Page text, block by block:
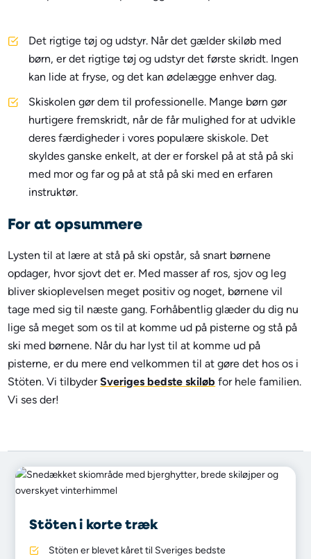
Det rigtige tøj og udstyr. Når det gælder skiløb med
børn, er det rigtige tøj og udstyr det første skridt. Ingen
kan lide at fryse, og det kan ødelægge enhver dag.
Skiskolen gør dem til professionelle. Mange børn gør
hurtigere fremskridt, når de får mulighed for at udvikle
deres færdigheder i vores populære skiskole. Det
skyldes ganske enkelt, at der er forskel på at stå på ski
med mor og far og på at stå på ski med en erfaren
instruktør.
For at opsummere
Lysten til at lære at stå på ski opstår, så snart børnene
opdager, hvor sjovt det er. Med masser af ros, sjov og leg
bliver skioplevelsen meget positiv og noget, børnene vil
tage med sig til næste gang. Forhåbentlig glæder du dig nu
lige så meget som os til at komme ud på pisterne og stå på
ski med børnene. Når du har lyst til at komme ud på
pisterne, er du mere end velkommen til at gøre det hos os i
Stöten. Vi tilbyderSveriges bedste skiløb for hele familien.
Vi ses der!
Stöten i korte træk
Stöten er blevet kåret til Sveriges bedste